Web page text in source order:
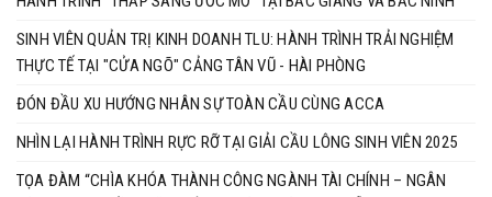
SINH VIÊN QUẢN TRỊ KINH DOANH TLU: HÀNH TRÌNH TRẢI NGHIỆM
THỰC TẾ TẠI "CỬA NGÕ" CẢNG TÂN VŨ - HÀI PHÒNG
ĐÓN ĐẦU XU HƯỚNG NHÂN SỰ TOÀN CẦU CÙNG ACCA
NHÌN LẠI HÀNH TRÌNH RỰC RỠ TẠI GIẢI CẦU LÔNG SINH VIÊN 2025
TỌA ĐÀM “CHÌA KHÓA THÀNH CÔNG NGÀNH TÀI CHÍNH – NGÂN